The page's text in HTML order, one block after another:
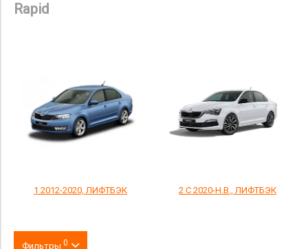
Rapid
1 2012-2020, ЛИФТБЭК 2 С 2020-Н.В., ЛИФТБЭК
Фильтры 0